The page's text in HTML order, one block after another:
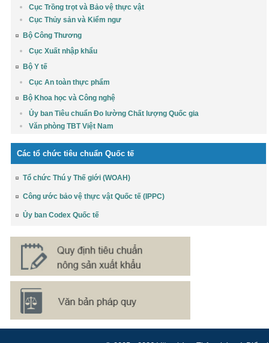
Cục Trồng trọt và Bảo vệ thực vật
Cục Thủy sản và Kiểm ngư
Bộ Công Thương
Cục Xuất nhập khẩu
Bộ Y tế
Cục An toàn thực phẩm
Bộ Khoa học và Công nghệ
Ủy ban Tiêu chuẩn Đo lường Chất lượng Quốc gia
Văn phòng TBT Việt Nam
Các tổ chức tiêu chuẩn Quốc tế
Tổ chức Thú y Thế giới (WOAH)
Công ước bảo vệ thực vật Quốc tế (IPPC)
Ủy ban Codex Quốc tế